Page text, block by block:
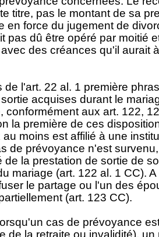
titre, pas le montant de sa
en force du jugement de
pas dû être opéré par moitié
des créances qu'il aurait
de l'art. 22 al. 1 première
acquises durant le
conformément aux art. 122,
la première de ces
au moins est affilié à une
de prévoyance n'est
de la prestation de sortie de
mariage (art. 122 al. 1 CC).
le partage ou l'un des
(art. 123 CC).
cas de prévoyance
de la retraite ou invalidité), un